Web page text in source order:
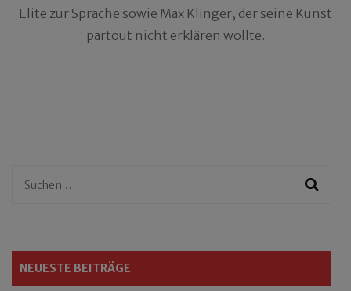
Elite zur Sprache sowie Max Klinger, der seine Kunst
partout nicht erklären wollte.
Suchen
NEUESTE BEITRÄGE